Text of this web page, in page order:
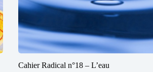
Cahier Radical n°18 – L’eau